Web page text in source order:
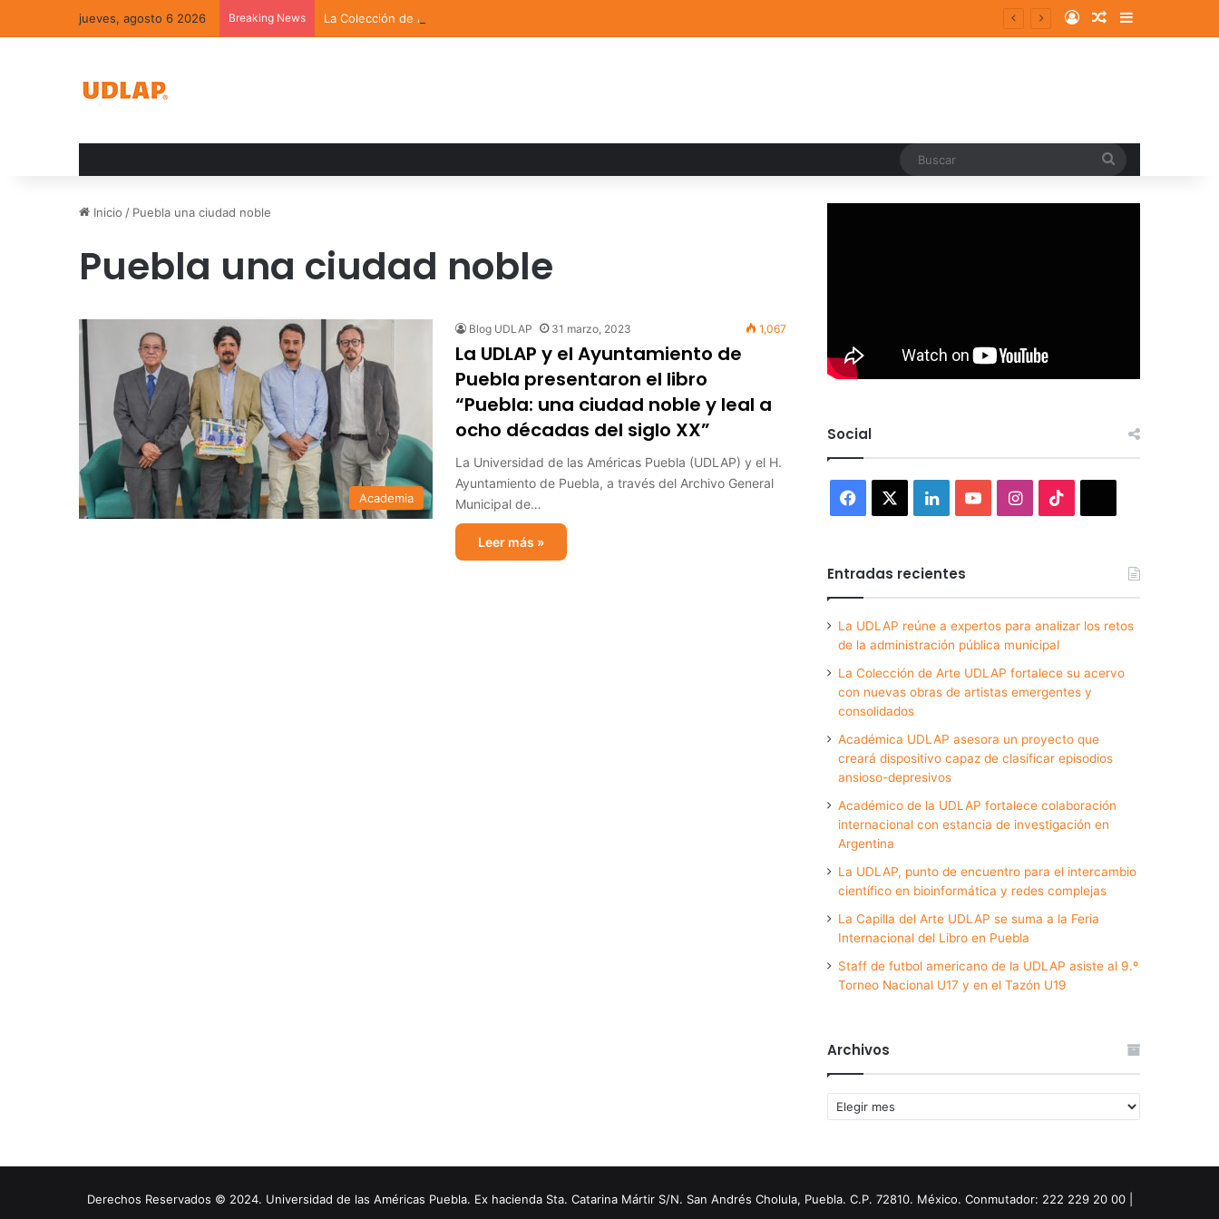
jueves, agosto 6 2026 Breaking News La Colección de Arte UDLAP fortalece su acervo con nuevas obras de artistas emergentes y consolidados Log InRandom Article
Sidebar
Inicio / Puebla una ciudad noble
Puebla una ciudad noble
Academia
Blog UDLAP 31 marzo, 2023 1,067
La UDLAP y el Ayuntamiento de
Puebla presentaron el libro
“Puebla: una ciudad noble y leal a
ocho décadas del siglo XX”
La Universidad de las Américas Puebla (UDLAP) y el H.
Ayuntamiento de Puebla, a través del Archivo General
Municipal de…
Leer más »
Social
Facebook LinkedInYouTubeInstagram
Entradas recientes
La UDLAP reúne a expertos para analizar los retos
de la administración pública municipal
La Colección de Arte UDLAP fortalece su acervo
con nuevas obras de artistas emergentes y
consolidados
Académica UDLAP asesora un proyecto que
creará dispositivo capaz de clasificar episodios
ansioso-depresivos
Académico de la UDLAP fortalece colaboración
internacional con estancia de investigación en
Argentina
La UDLAP, punto de encuentro para el intercambio
científico en bioinformática y redes complejas
La Capilla del Arte UDLAP se suma a la Feria
Internacional del Libro en Puebla
Staff de futbol americano de la UDLAP asiste al 9.º
Torneo Nacional U17 y en el Tazón U19
Archivos
Archivos
Derechos Reservados © 2024. Universidad de las Américas Puebla. Ex hacienda Sta. Catarina Mártir S/N. San Andrés Cholula, Puebla. C.P. 72810. México. Conmutador: 222 229 20 00 |